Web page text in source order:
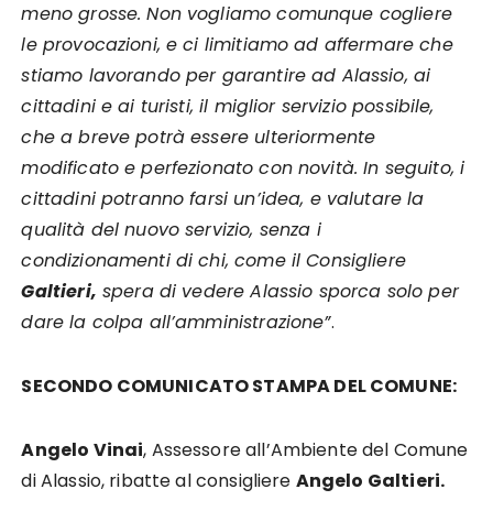
meno grosse. Non vogliamo comunque cogliere
le provocazioni, e ci limitiamo ad affermare che
stiamo lavorando per garantire ad Alassio, ai
cittadini e ai turisti, il miglior servizio possibile,
che a breve potrà essere ulteriormente
modificato e perfezionato con novità. In seguito, i
cittadini potranno farsi un’idea, e valutare la
qualità del nuovo servizio, senza i
condizionamenti di chi, come il Consigliere
Galtieri, spera di vedere Alassio sporca solo per
dare la colpa all’amministrazione”.
SECONDO COMUNICATO STAMPA DEL COMUNE:
Angelo Vinai, Assessore all’Ambiente del Comune
di Alassio, ribatte al consigliere Angelo Galtieri.